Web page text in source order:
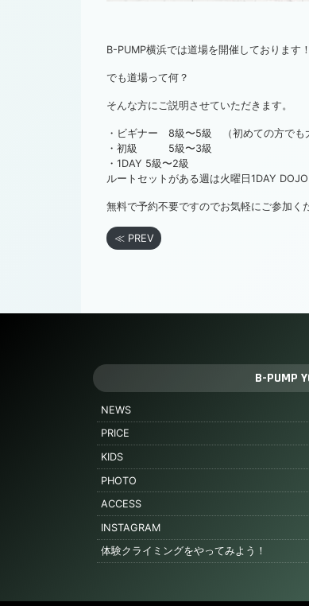
B-PUMP横浜では道場を開催しております
でも道場って何？
そんな方にご説明させていただきます。
・ビギナー 8級〜5級 （初めての方でも
・初級 5級〜3級
・1DAY 5級〜2級
ルートセットがある週は火曜日1DAY DOJO
無料で予約不要ですのでお気軽にご参加く
≪ PREV
B-PUMP
NEWS
PRICE
KIDS
PHOTO
ACCESS
INSTAGRAM
体験クライミングをやってみよう！